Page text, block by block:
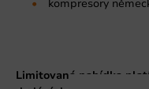
kompresory
Limitovaná nabídka